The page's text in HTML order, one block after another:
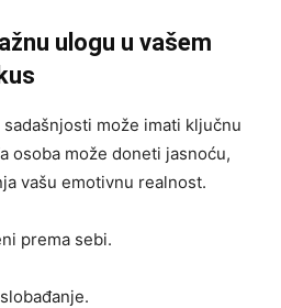
ulogu u vašem
može imati ključnu
osoba može doneti jasnoću,
vašu emotivnu realnost.
prema sebi.